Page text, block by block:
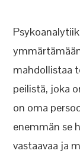
mahdollistaa
peilistä, joka
on oma
enemmän se
vastaavaa ja